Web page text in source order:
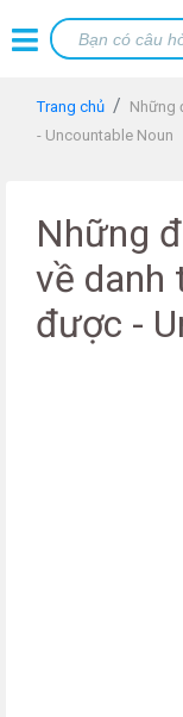
Trang chủ
Những
- Uncountable Noun
Những
về danh
được -